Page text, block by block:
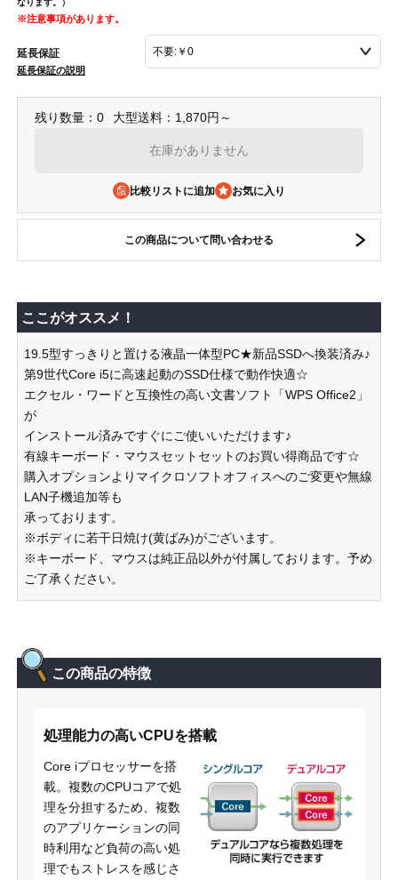
※注意事項があります。
延長保証
延長保証の説明
残り数量：0 大型送料：1,870円～
在庫がありません
比較リストに追加
この商品について問い合わせる
ここがオススメ！
19.5型すっきりと置ける液晶一体型PC★新品SSDへ換装済み♪
第9世代Core i5に高速起動のSSD仕様で動作快適☆
エクセル・ワードと互換性の高い文書ソフト「WPS Office2」
が
インストール済みですぐにご使いいただけます♪
有線キーボード・マウスセットセットのお買い得商品です☆
購入オプションよりマイクロソフトオフィスへのご変更や無線
LAN子機追加等も
承っております。
※ボディに若干日焼け(黄ばみ)がございます。
※キーボード、マウスは純正品以外が付属しております。予め
ご了承ください。
この商品の特徴
処理能力の高いCPUを搭載
Core iプロセッサーを搭
載。複数のCPUコアで処
理を分担するため、複数
のアプリケーションの同
時利用など負荷の高い処
理でもストレスを感じさ